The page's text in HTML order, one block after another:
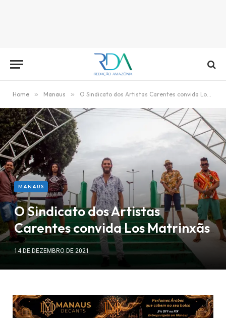
Home » Manaus » O Sindicato dos Artistas Carentes convida Los Matrinxãs
MANAUS
O Sindicato dos Artistas
Carentes convida Los Matrinxãs
14 DE DEZEMBRO DE 2021